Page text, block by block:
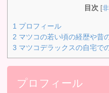
目次 [
1 プロフィール
2 マツコの若い頃の経歴や昔
3 マツコデラックスの自宅で
プロフィール